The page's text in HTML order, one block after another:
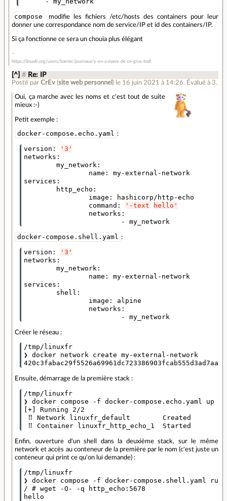
compose
modifie les fichiers /etc/hosts des containers pour leur
donner une correspondance nom de service/IP et id des containers/IP.
Si ça fonctionne ce sera un chouia plus élégant
https://linuxfr.org/users/barmic/journaux/y-en-a-marre-de-ce-gros-troll
[^] # Re: IP
Posté parCrEv (site web personnel ) le 16 juin 2021 à 14:26. Évalué à 3.
Oui, ça marche avec les noms et c'est tout de suite
mieux :-)
Petit exemple :
docker-compose.echo.yaml :
version :
'3'
networks :
my_network :
name :
my-external-network
services :
http_echo :
image :
hashicorp/http-echo
command : '-text
hello'
networks :
-
my_network
docker-compose.shell.yaml :
version :
'3'
networks :
my_network :
name :
my-external-network
services :
shell :
image :
alpine
networks :
-
my_network
Créer le réseau :
/tmp/linuxfr
❯ docker network create my-external-network
Ensuite, démarrage de la première stack :
/tmp/linuxfr
❯ docker compose -f docker-compose.echo.yaml up -d
[+] Running 2/2
⠿ Network linuxfr_default        Created
Enfin, ouverture d'un shell dans la deuxième stack, sur le même
network et accès au conteneur de la première par le nom (c'est juste un
conteneur qui print ce qu'on lui demande) :
/tmp/linuxfr
❯ docker compose -f docker-compose.shell.yaml
/ # wget -O- -q http_echo:5678
hello